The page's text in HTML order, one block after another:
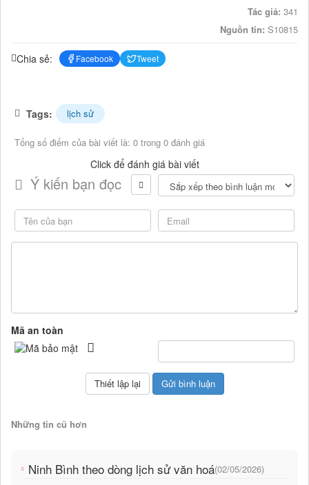
Tác giả: 341
Nguồn tin: S10815
Chia sẻ: Facebook Tweet
Tags: lịch sử
Tổng số điểm của bài viết là: 0 trong 0 đánh giá
Click để đánh giá bài viết
Ý kiến bạn đọc
Mã an toàn
Những tin cũ hơn
Ninh Bình theo dòng lịch sử văn hoá(02/05/2026)